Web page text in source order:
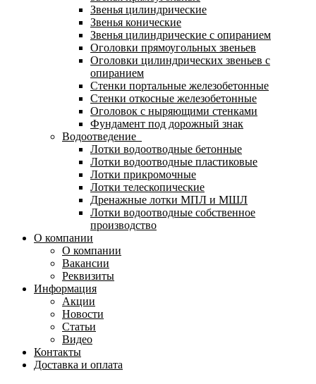
Звенья цилиндрические
Звенья конические
Звенья цилиндрические с опиранием
Оголовки прямоугольных звеньев
Оголовки цилиндрических звеньев с
опиранием
Стенки портальные железобетонные
Стенки откосные железобетонные
Оголовок с ныряющими стенками
Фундамент под дорожный знак
Водоотведение
Лотки водоотводные бетонные
Лотки водоотводные пластиковые
Лотки прикромочные
Лотки телескопические
Дренажные лотки МПЛ и МШЛ
Лотки водоотводные собственное
производство
О компании
О компании
Вакансии
Реквизиты
Информация
Акции
Новости
Статьи
Видео
Контакты
Доставка и оплата